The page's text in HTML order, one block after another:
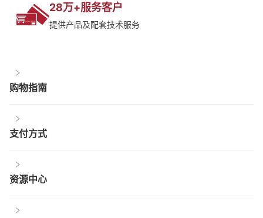
28万+服务客户
提供产品及配套技术服务
购物指南
支付方式
资源中心